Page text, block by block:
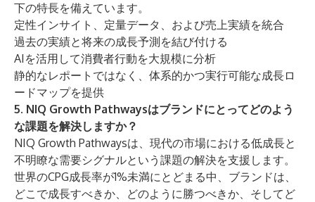
下の特長を備えています。
定性インサイト、定量データ、および売上実績を統合
過去の実績と将来の成長予測を結び付ける
AIを活用して消費者行動を大規模に分析
静的なレポートではなく、体系的かつ実行可能な成長ロ
ードマップを提供
5. NIQ Growth Pathwaysはブランドにとってどのよう
な課題を解決しますか？
NIQ Growth Pathwaysは、現代の市場における低成長と
不明瞭な需要シグナルという課題の解決を支援します。
世界のCPG成長率が1%未満にとどまる中、ブランドは、
どこで成長すべきか、どのように勝つべきか、そしてど